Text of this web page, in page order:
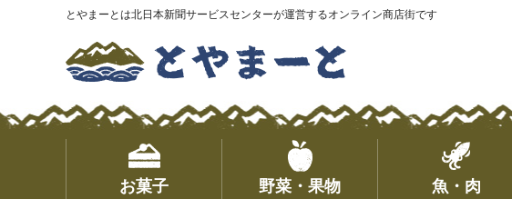
とやまーとは北日本新聞サービスセンターが運営するオンライン商店街です
お菓子 野菜・果物 魚・肉